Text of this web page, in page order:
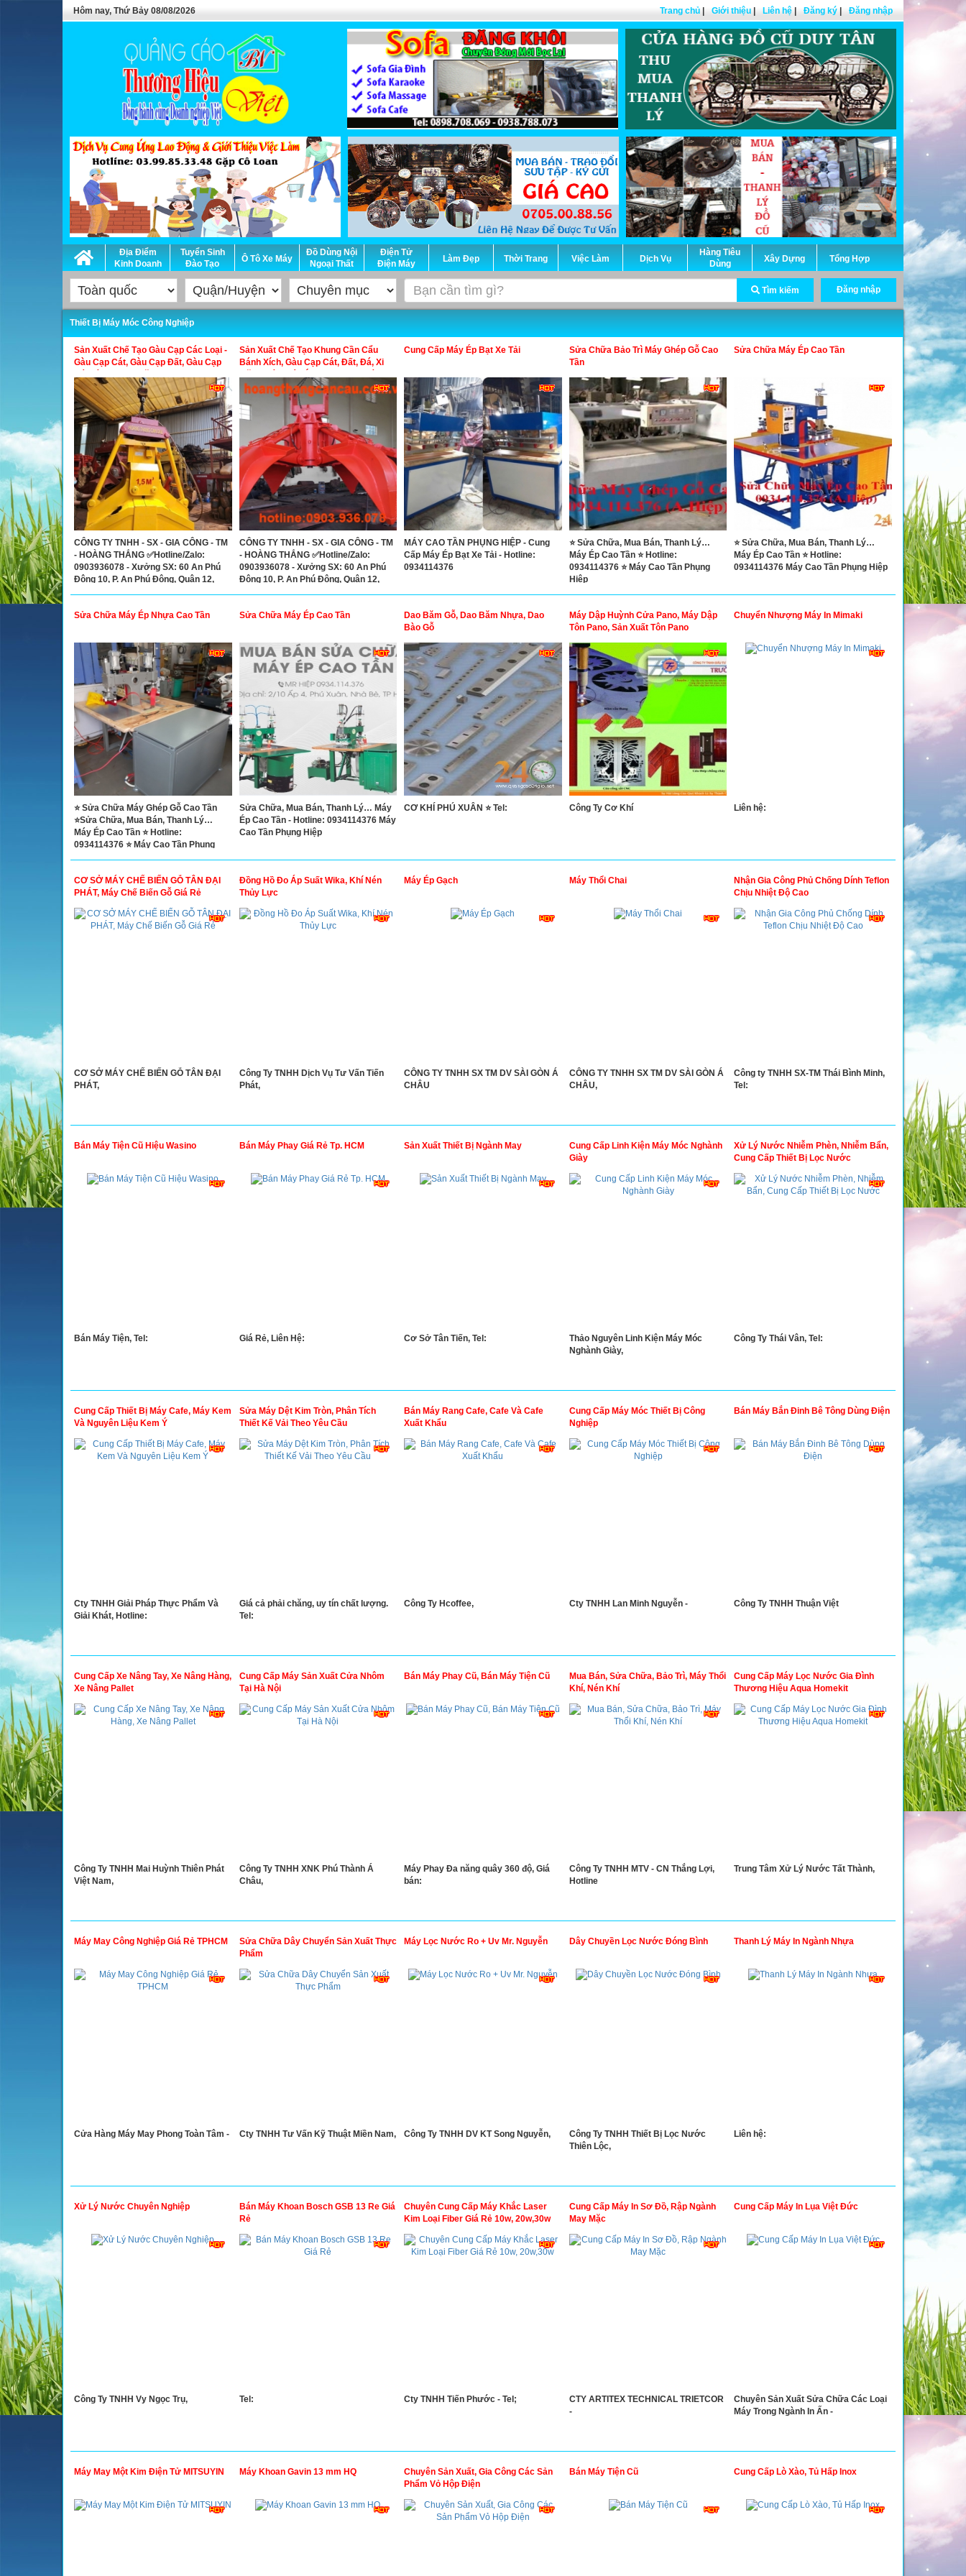
Hôm nay, Thứ Bảy 08/08/2026 Trang chủ Giới thiệu Liên hệ Đăng ký Đăng nhập
Địa Điểm
Kinh Doanh
Tuyển Sinh
Đào Tạo
Ô Tô Xe Máy
Đồ Dùng Nội
Ngoại Thất
Điện Tử
Điện Máy
Làm Đẹp Thời Trang Việc Làm Dịch Vụ
Hàng Tiêu
Dùng
Xây Dựng Tổng Hợp
Tìm kiếm Đăng nhập
Thiết Bị Máy Móc Công Nghiệp
Sản Xuất Chế Tạo Gàu Cạp Các Loại -
Gàu Cạp Cát, Gàu Cạp Đất, Gàu Cạp
CÔNG TY TNHH - SX - GIA CÔNG - TM
- HOÀNG THẮNG ✅Hotline/Zalo:
0903936078 - Xưởng SX: 60 An Phú
Đông 10, P. An Phú Đông, Quận 12,
Sản Xuất Chế Tạo Khung Cần Cẩu
Bánh Xích, Gàu Cạp Cát, Đất, Đá, Xi
Ống Trượt Búa Đóng Cọc, Dàn Ép Cọc
Bê Tông Thủy Lực, Dàn Băng Tải, Dàn
Sàn Cát
CÔNG TY TNHH - SX - GIA CÔNG - TM
- HOÀNG THẮNG ✅Hotline/Zalo:
0903936078 - Xưởng SX: 60 An Phú
Đông 10, P. An Phú Đông, Quận 12,
Cung Cấp Máy Ép Bạt Xe Tải
MÁY CAO TẦN PHỤNG HIỆP - Cung
Cấp Máy Ép Bạt Xe Tải - Hotline:
0934114376
Sửa Chữa Bảo Trì Máy Ghép Gỗ Cao
Tần
⭐ Sửa Chữa, Mua Bán, Thanh Lý…
Máy Ép Cao Tần ⭐ Hotline:
0934114376 ⭐ Máy Cao Tần Phụng
Hiệp
Sửa Chữa Máy Ép Cao Tần
⭐ Sửa Chữa, Mua Bán, Thanh Lý…
Máy Ép Cao Tần ⭐ Hotline:
0934114376 Máy Cao Tần Phụng Hiệp
Sửa Chữa Máy Ép Nhựa Cao Tần
⭐ Sửa Chữa Máy Ghép Gỗ Cao Tần
⭐Sửa Chữa, Mua Bán, Thanh Lý…
Máy Ép Cao Tần ⭐ Hotline:
0934114376 ⭐ Máy Cao Tần Phụng
Sửa Chữa Máy Ép Cao Tần
Sửa Chữa, Mua Bán, Thanh Lý… Máy
Ép Cao Tần - Hotline: 0934114376 Máy
Cao Tần Phụng Hiệp
Dao Băm Gỗ, Dao Băm Nhựa, Dao
Bào Gỗ
CƠ KHÍ PHÚ XUÂN ⭐ Tel:
Máy Dập Huỳnh Cửa Pano, Máy Dập
Tôn Pano, Sản Xuất Tôn Pano
Công Ty Cơ Khí
Chuyển Nhượng Máy In Mimaki
Liên hệ:
CƠ SỞ MÁY CHẾ BIẾN GỖ TÂN ĐẠI
PHÁT, Máy Chế Biến Gỗ Giá Rẻ
CƠ SỞ MÁY CHẾ BIẾN GỖ TÂN ĐẠI
PHÁT,
Đồng Hồ Đo Áp Suất Wika, Khí Nén
Thủy Lực
Công Ty TNHH Dịch Vụ Tư Vấn Tiến
Phát,
Máy Ép Gạch
CÔNG TY TNHH SX TM DV SÀI GÒN Á
CHÂU
Máy Thổi Chai
CÔNG TY TNHH SX TM DV SÀI GÒN Á
CHÂU,
Nhận Gia Công Phủ Chống Dính Teflon
Chịu Nhiệt Độ Cao
Công ty TNHH SX-TM Thái Bình Minh,
Tel:
Bán Máy Tiện Cũ Hiệu Wasino
Bán Máy Tiện, Tel:
Bán Máy Phay Giá Rẻ Tp. HCM
Giá Rẻ, Liên Hệ:
Sản Xuất Thiết Bị Ngành May
Cơ Sở Tân Tiến, Tel:
Cung Cấp Linh Kiện Máy Móc Nghành
Giày
Thảo Nguyên Linh Kiện Máy Móc
Nghành Giày,
Xử Lý Nước Nhiễm Phèn, Nhiễm Bẩn,
Cung Cấp Thiết Bị Lọc Nước
Công Ty Thái Vân, Tel:
Cung Cấp Thiết Bị Máy Cafe, Máy Kem
Và Nguyên Liệu Kem Ý
Cty TNHH Giải Pháp Thực Phẩm Và
Giải Khát, Hotline:
Sửa Máy Dệt Kim Tròn, Phân Tích
Thiết Kế Vải Theo Yêu Cầu
Giá cả phải chăng, uy tín chất lượng.
Tel:
Bán Máy Rang Cafe, Cafe Và Cafe
Xuất Khẩu
Công Ty Hcoffee,
Cung Cấp Máy Móc Thiết Bị Công
Nghiệp
Cty TNHH Lan Minh Nguyễn -
Bán Máy Bắn Đinh Bê Tông Dùng Điện
Công Ty TNHH Thuận Việt
Cung Cấp Xe Nâng Tay, Xe Nâng Hàng,
Xe Nâng Pallet
Công Ty TNHH Mai Huỳnh Thiên Phát
Việt Nam,
Cung Cấp Máy Sản Xuất Cửa Nhôm
Tại Hà Nội
Công Ty TNHH XNK Phú Thành Á
Châu,
Bán Máy Phay Cũ, Bán Máy Tiện Cũ
Máy Phay Đa năng quây 360 độ, Giá
bán:
Mua Bán, Sửa Chữa, Bảo Trì, Máy Thổi
Khí, Nén Khí
Công Ty TNHH MTV - CN Thắng Lợi,
Hotline
Cung Cấp Máy Lọc Nước Gia Đình
Thương Hiệu Aqua Homekit
Trung Tâm Xử Lý Nước Tất Thành,
Máy May Công Nghiệp Giá Rẻ TPHCM
Cửa Hàng Máy May Phong Toàn Tâm -
Sửa Chữa Dây Chuyển Sản Xuất Thực
Phẩm
Cty TNHH Tư Vấn Kỹ Thuật Miền Nam,
Máy Lọc Nước Ro + Uv Mr. Nguyễn
Công Ty TNHH DV KT Song Nguyễn,
Dây Chuyền Lọc Nước Đóng Bình
Công Ty TNHH Thiết Bị Lọc Nước
Thiên Lộc,
Thanh Lý Máy In Ngành Nhựa
Liên hệ:
Xử Lý Nước Chuyên Nghiệp
Công Ty TNHH Vy Ngọc Trụ,
Bán Máy Khoan Bosch GSB 13 Re Giá
Rẻ
Tel:
Chuyên Cung Cấp Máy Khắc Laser
Kim Loại Fiber Giá Rẻ 10w, 20w,30w
Cty TNHH Tiến Phước - Tel;
Cung Cấp Máy In Sơ Đồ, Rập Ngành
May Mặc
CTY ARTITEX TECHNICAL TRIETCOR
-
Cung Cấp Máy In Lụa Việt Đức
Chuyên Sản Xuất Sửa Chữa Các Loại
Máy Trong Ngành In Ấn -
Máy May Một Kim Điện Tử MITSUYIN Máy Khoan Gavin 13 mm HQ
Chuyên Sản Xuất, Gia Công Các Sản
Phẩm Vỏ Hộp Điện
Bán Máy Tiện Cũ Cung Cấp Lò Xào, Tủ Hấp Inox